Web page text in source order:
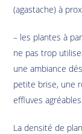
(agastache) à
– les plantes à
ne pas trop
une ambiance
petite brise, une
effluves
La densité de